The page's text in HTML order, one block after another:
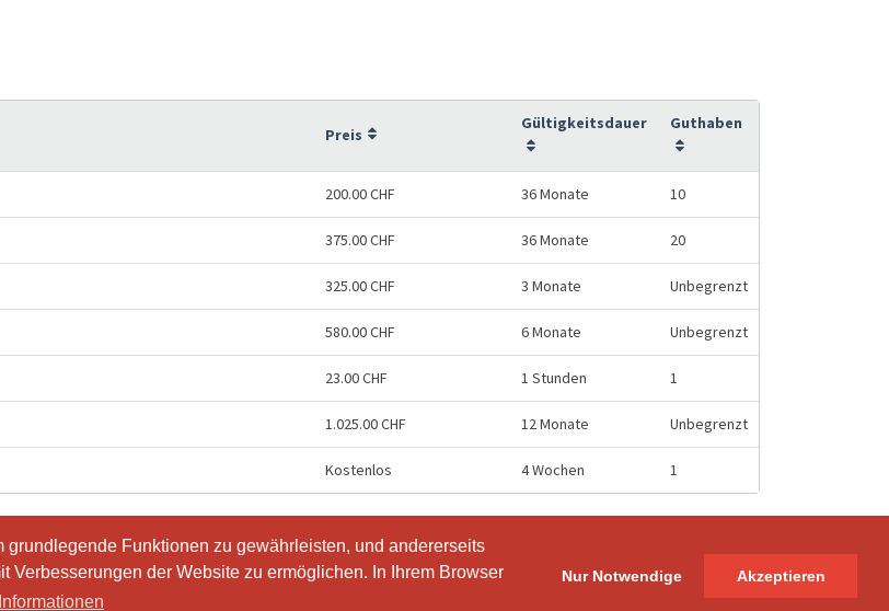
Funktionen zu gewährleisten, und andererseits
der Website zu ermöglichen. In Ihrem Browser
Nur Notwendige Akzeptieren
Funktionen zu gewährleisten, und andererseits
der Website zu ermöglichen. In Ihrem Browser
Nur Notwendige Akzeptieren
Preis
Gültigkeitsdauer Guthaben
200.00 CHF 36 Monate 10
375.00 CHF 36 Monate 20
325.00 CHF 3 Monate Unbegrenzt
580.00 CHF 6 Monate Unbegrenzt
23.00 CHF 1 Stunden 1
1.025.00 CHF 12 Monate Unbegrenzt
Kostenlos 4 Wochen 1